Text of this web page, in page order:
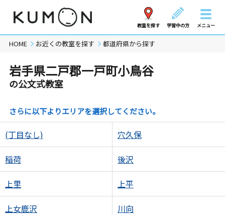
教室を探す 学習中の方 メニュー
HOME お近くの教室を探す 都道府県から探す
岩手県二戸郡一戸町小鳥谷
の公文式教室
さらに以下よりエリアを選択してください。
(丁目なし) 穴久保
稲荷 後沢
上里 上平
上女鹿沢 川向